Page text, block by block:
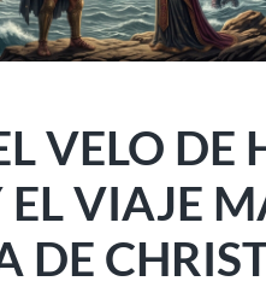
VELO DE
EL VIAJE
DE